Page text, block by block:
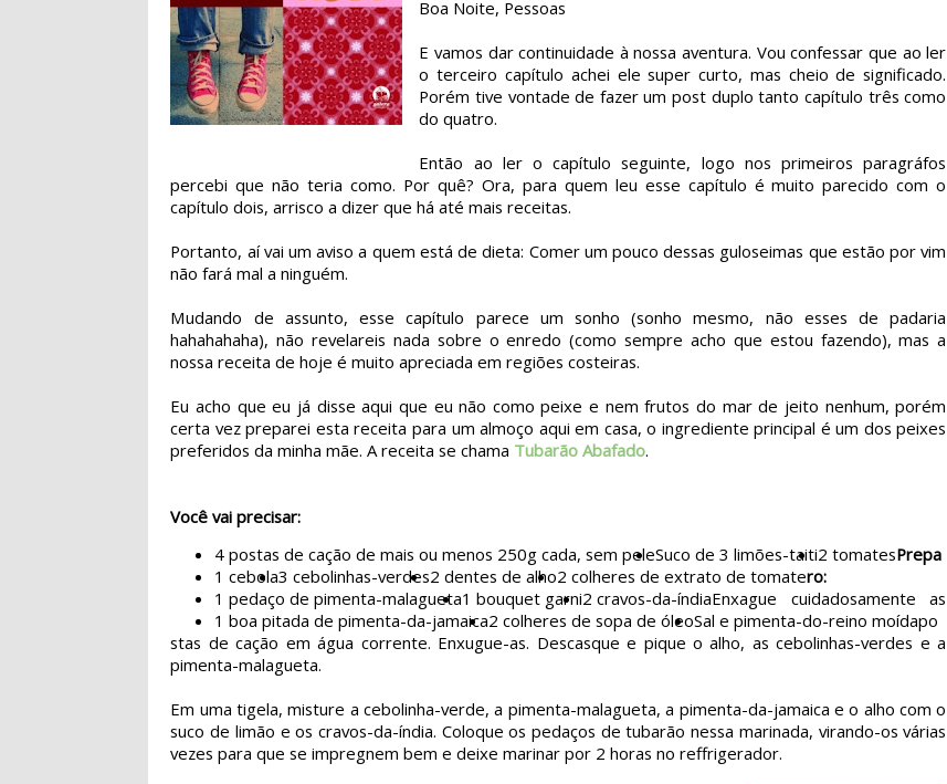
Boa Noite, Pessoas
E vamos dar continuidade à nossa aventura. Vou confessar que ao ler
o terceiro capítulo achei ele super curto, mas cheio de significado.
Porém tive vontade de fazer um post duplo tanto capítulo três como
do quatro.
Então ao ler o capítulo seguinte, logo nos primeiros paragráfos
percebi que não teria como. Por quê? Ora, para quem leu esse capítulo é muito parecido com o
capítulo dois, arrisco a dizer que há até mais receitas.
Portanto, aí vai um aviso a quem está de dieta: Comer um pouco dessas guloseimas que estão por vim
não fará mal a ninguém.
Mudando de assunto, esse capítulo parece um sonho (sonho mesmo, não esses de padaria
hahahahaha), não revelareis nada sobre o enredo (como sempre acho que estou fazendo), mas a
nossa receita de hoje é muito apreciada em regiões costeiras.
Eu acho que eu já disse aqui que eu não como peixe e nem frutos do mar de jeito nenhum, porém
certa vez preparei esta receita para um almoço aqui em casa, o ingrediente principal é um dos peixes
preferidos da minha mãe. A receita se chama Tubarão Abafado.
Você vai precisar:
4 postas de cação de mais ou menos 250g cada, sem peleSuco de 3 limões-taiti2 tomates
1 cebola3 cebolinhas-verdes2 dentes de alho2 colheres de extrato de tomate
1 pedaço de pimenta-malagueta1 bouquet garni2 cravos-da-índia
1 boa pitada de pimenta-da-jamaica2 colheres de sopa de óleoSal e pimenta-do-reino moída
Prepa
ro:
Enxague cuidadosamente as
po
stas de cação em água corrente. Enxugue-as. Descasque e pique o alho, as cebolinhas-verdes e a
pimenta-malagueta.
Em uma tigela, misture a cebolinha-verde, a pimenta-malagueta, a pimenta-da-jamaica e o alho com o
suco de limão e os cravos-da-índia. Coloque os pedaços de tubarão nessa marinada, virando-os várias
vezes para que se impregnem bem e deixe marinar por 2 horas no reffrigerador.